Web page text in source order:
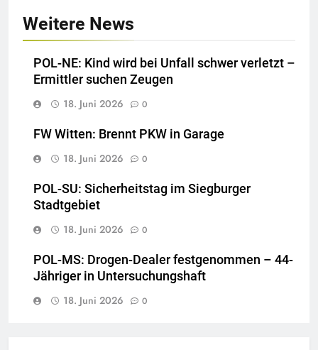
Weitere News
POL-NE: Kind wird bei Unfall schwer verletzt –
Ermittler suchen Zeugen
18. Juni 2026
0
FW Witten: Brennt PKW in Garage
18. Juni 2026
0
POL-SU: Sicherheitstag im Siegburger
Stadtgebiet
18. Juni 2026
0
POL-MS: Drogen-Dealer festgenommen – 44-
Jähriger in Untersuchungshaft
18. Juni 2026
0